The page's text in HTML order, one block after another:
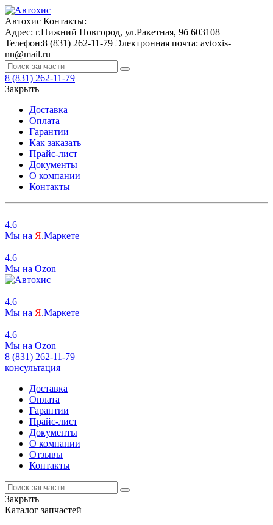
Автохис Контакты:
Адрес: г.Нижний Новгород, ул.Ракетная, 9б 603108
Телефон:8 (831) 262-11-79 Электронная почта: avtoxis-
nn@mail.ru
8 (831) 262-11-79
Закрыть
Доставка
Оплата
Гарантии
Как заказать
Прайс-лист
Документы
О компании
Контакты
4.6
Мы на Я.Маркете
4.6
Мы на Ozon
4.6
Мы на Я.Маркете
4.6
Мы на Ozon
8 (831) 262-11-79
консультация
Доставка
Оплата
Гарантии
Прайс-лист
Документы
О компании
Отзывы
Контакты
Закрыть
Каталог запчастей